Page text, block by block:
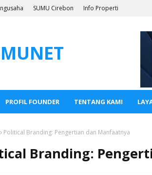
SUMU Cirebon Info Properti
PROFIL FOUNDER TENTANG KAMI
Political Branding: Pengertian dan Manfaatnya
Branding: